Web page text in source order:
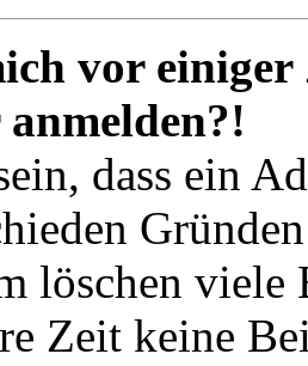
vor
dass ein
löschen viele
Zeit keine